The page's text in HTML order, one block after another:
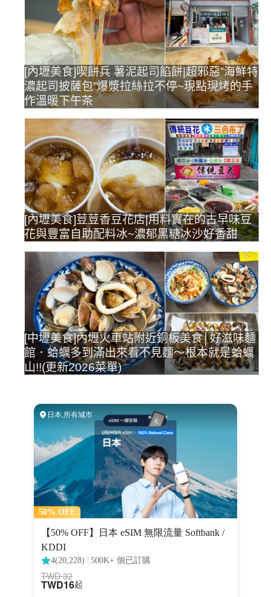
[內壢美食]喫餅兵 薯泥起司餡餅|超邪惡”海鮮特
濃起司披薩包”爆漿拉絲拉不停~現點現烤的手
作溫暖下午茶
[內壢美食]荳荳香豆花店|用料實在的古早味豆
花與豐富自助配料冰~濃郁黑糖冰沙好香甜
[中壢美食]內壢火車站附近銅板美食│好滋味麵
館．蛤蠣多到滿出來看不見麵～根本就是蛤蠣
山!!(更新2026菜單)